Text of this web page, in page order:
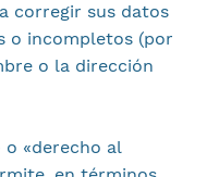
corregir sus datos
o incompletos (por
o la dirección
o «derecho al